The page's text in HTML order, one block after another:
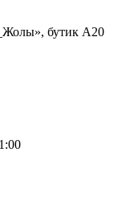
бутик А20